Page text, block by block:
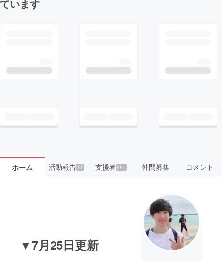
ています
ホーム 活動報告11 支援者99+ 仲間募集 コメント
▼7月25日更新